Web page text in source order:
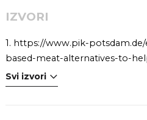
IZVORI
1. https://www.pik-
based-meat-alternatives-to-
Svi izvori